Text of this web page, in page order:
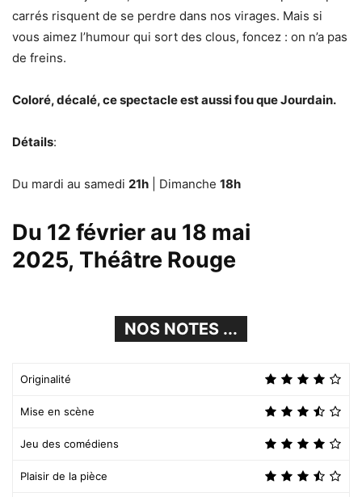
carrés risquent de se perdre dans nos virages. Mais si
vous aimez l’humour qui sort des clous, foncez : on n’a pas
de freins.
Coloré, décalé, ce spectacle est aussi fou que Jourdain.
Détails:
Du mardi au samedi 21h | Dimanche 18h
Du 12 février au 18 mai
2025, Théâtre Rouge
NOS NOTES ...
Originalité
Mise en scène
Jeu des comédiens
Plaisir de la pièce